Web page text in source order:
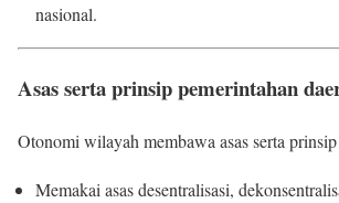
nasional.
Asas serta prinsip pemerintahan
Otonomi wilayah membawa asas serta
Memakai asas desentralisasi,